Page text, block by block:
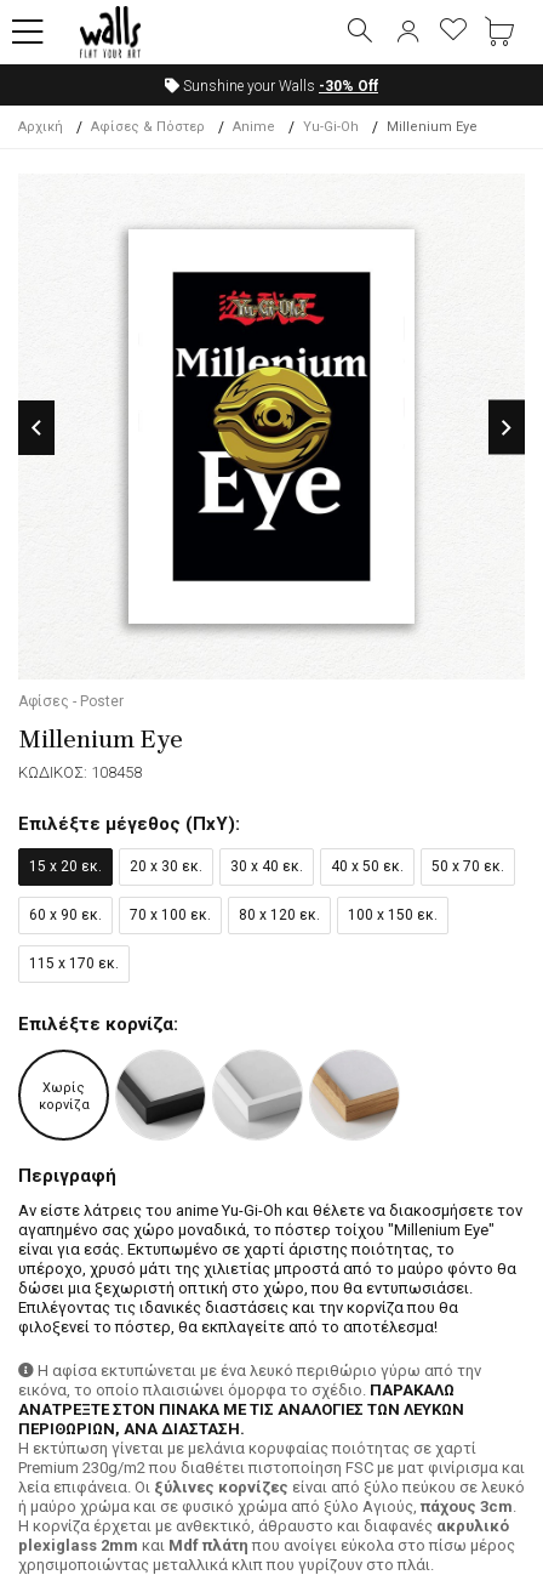
Sunshine your Walls -30% Off
Αρχική Αφίσες & Πόστερ Anime Yu-Gi-Oh Millenium Eye
Αφίσες - Poster
Millenium Eye
ΚΩΔΙΚΟΣ: 108458
Επιλέξτε μέγεθος (ΠxΥ):
15 x 20 εκ. 20 x 30 εκ. 30 x 40 εκ. 40 x 50 εκ. 50 x 70 εκ.
60 x 90 εκ. 70 x 100 εκ. 80 x 120 εκ. 100 x 150 εκ.
115 x 170 εκ.
Επιλέξτε κορνίζα:
Χωρίς
κορνίζα
Περιγραφή
Αν είστε λάτρεις του anime Yu-Gi-Oh και θέλετε να διακοσμήσετε τον
αγαπημένο σας χώρο μοναδικά, το πόστερ τοίχου "Millenium Eye"
είναι για εσάς. Εκτυπωμένο σε χαρτί άριστης ποιότητας, το
υπέροχο, χρυσό μάτι της χιλιετίας μπροστά από το μαύρο φόντο θα
δώσει μια ξεχωριστή οπτική στο χώρο, που θα εντυπωσιάσει.
Επιλέγοντας τις ιδανικές διαστάσεις και την κορνίζα που θα
φιλοξενεί το πόστερ, θα εκπλαγείτε από το αποτέλεσμα!
Η αφίσα εκτυπώνεται με ένα λευκό περιθώριο γύρω από την
εικόνα, το οποίο πλαισιώνει όμορφα το σχέδιο. ΠΑΡΑΚΑΛΩ
ΑΝΑΤΡΕΞΤΕ ΣΤΟΝ ΠΙΝΑΚΑ ΜΕ ΤΙΣ ΑΝΑΛΟΓΙΕΣ ΤΩΝ ΛΕΥΚΩΝ
ΠΕΡΙΘΩΡΙΩΝ, ΑΝΑ ΔΙΑΣΤΑΣΗ.
H εκτύπωση γίνεται με μελάνια κορυφαίας ποιότητας σε χαρτί
Premium 230g/m2 που διαθέτει πιστοποίηση FSC με ματ φινίρισμα και
λεία επιφάνεια. Οι ξύλινες κορνίζες είναι από ξύλο πεύκου σε λευκό
ή μαύρο χρώμα και σε φυσικό χρώμα από ξύλο Αγιούς, πάχους 3cm.
Η κορνίζα έρχεται με ανθεκτικό, άθραυστο και διαφανές ακρυλικό
plexiglass 2mm και Mdf πλάτη που ανοίγει εύκολα στο πίσω μέρος
χρησιμοποιώντας μεταλλικά κλιπ που γυρίζουν στο πλάι.